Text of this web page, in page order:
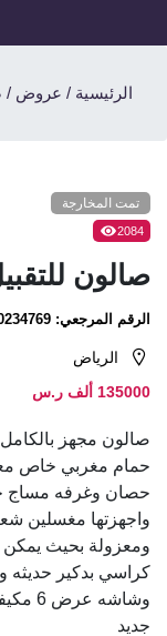
الرئيسية / عروض /
تمت المخارجة
2084
صالون
الرقم المرجعي:
الرياض
135000 ألف ر.س
حصان وغرفه مساج
واجهزتها مغسلين
كراسي بدكير حديثه
جديد